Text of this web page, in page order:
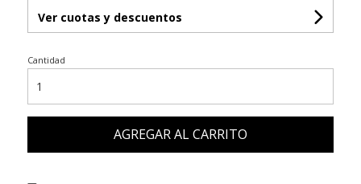
Ver cuotas y descuentos
Cantidad
AGREGAR AL CARRITO